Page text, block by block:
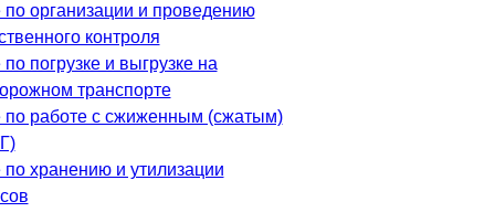
организации и проведению
контроля
погрузке и выгрузке на
транспорте
по работе с сжиженным (сжатым)
хранению и утилизации